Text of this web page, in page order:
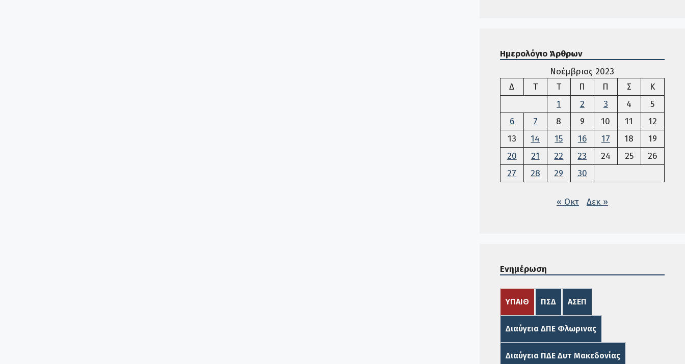
Ημερολόγιο Άρθρων
Νοέμβριος 2023
ΔΔευτέρα
ΤΤρίτηΤΤετάρτη
Π Πέμπτη
Π Παρασκευή
ΣΣάββατο
Κ
1
2 3 4
5
6
7 8 9 10 11
12
13
14 15 16 17 18
19
20
21 22 23 24 25
26
27
28 29 30
« Οκτ Δεκ »
Ενημέρωση
ΥΠΑΙΘ ΠΣΔ ΑΣΕΠ
Διαύγεια ΔΠΕ Φλωρινας
Διαύγεια ΠΔΕ Δυτ Μακεδονίας